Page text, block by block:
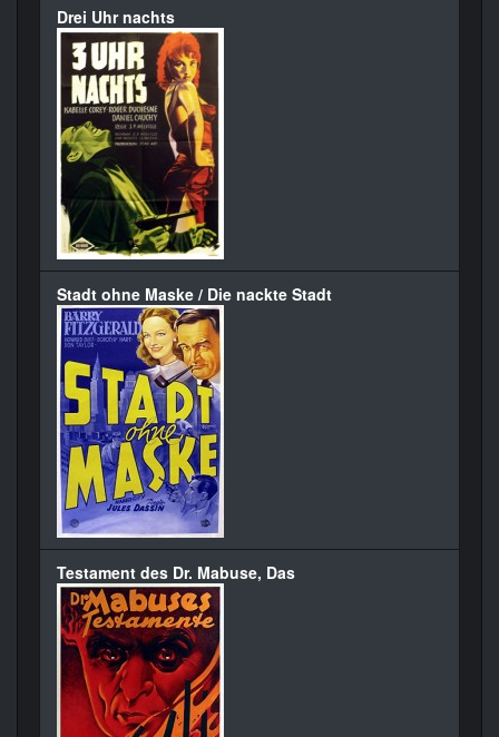
Drei Uhr nachts
Stadt ohne Maske / Die nackte Stadt
Testament des Dr. Mabuse, Das